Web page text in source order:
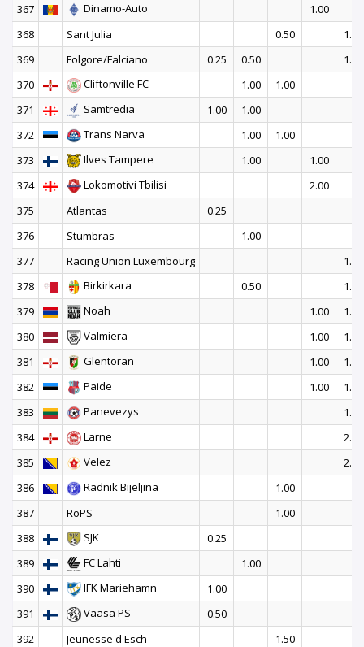
367
Dinamo-Auto
1.00
368
Sant Julia 0.50
1.00
369
Folgore/Falciano 0.25 0.50
1.50
370
Cliftonville FC 1.00
1.00
371
Samtredia 1.00
1.00
372
Trans Narva 1.00
1.00
373
Ilves Tampere 1.00
1.00
374
Lokomotivi Tbilisi
2.00
375
Atlantas
0.25
376
Stumbras
1.00
377
Racing Union Luxembourg
1.00
378
Birkirkara 0.50
1.50
379
Noah 1.00
1.00
380
Valmiera 1.00
1.00
381
Glentoran 1.00
1.00
382
Paide 1.00
1.00
383
Panevezys
1.50
384
Larne
2.00
385
Velez
2.00
386
Radnik Bijeljina
1.00
387
RoPS
1.00
388
SJK
0.25
389
FC Lahti
1.00
390
IFK Mariehamn
1.00
391
Vaasa PS
0.50
392
Jeunesse d'Esch
1.50